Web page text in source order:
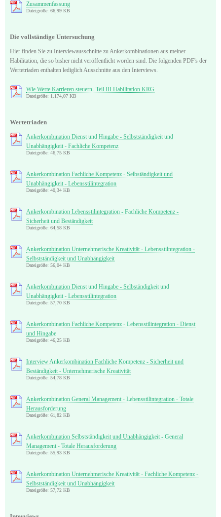
Zusammenfassung
Dateigröße: 66,99 KB
Die vollständige Untersuchung
Hier finden Sie zu Interviewausschnitte zu Ankerkombinationen aus meiner
Habilitation, die so bisher nicht veröffentlicht worden sind. Die folgenden PDF's der
Wertetriaden enthalten lediglich Ausschnitte aus den Interviews.
Wie Werte Karrieren steuern- Teil III Habilitation KRG
Dateigröße: 1.174,07 KB
Wertetriaden
Ankerkombination Dienst und Hingabe - Selbstständigkeit und
Unabhängigkeit - Fachliche Kompetenz
Dateigröße: 46,75 KB
Ankerkombination Fachliche Kompetenz - Selbständigkeit und
Unabhängigkeit - Lebensstilintegration
Dateigröße: 40,34 KB
Ankerkombination Lebensstilintegration - Fachliche Kompetenz -
Sicherheit und Beständigkeit
Dateigröße: 64,58 KB
Ankerkombination Unternehmerische Kreativität - Lebensstilntegration -
Selbstständigkeit und Unabhängigkeit
Dateigröße: 56,04 KB
Ankerkombination Dienst und Hingabe - Selbständigkeit und
Unabhängigkeit - Lebensstilintegration
Dateigröße: 57,70 KB
Ankerkombination Fachliche Kompetenz - Lebensstilintegration - Dienst
und Hingabe
Dateigröße: 46,25 KB
Interview Ankerkombination Fachliche Kompetenz - Sicherheit und
Beständigkeit - Unternehmerische Kreativität
Dateigröße: 54,78 KB
Ankerkombination General Management - Lebensstilintegration - Totale
Herausforderung
Dateigröße: 61,82 KB
Ankerkombination Selbstständigkeit und Unabhängigkeit - General
Management - Totale Herausforderung
Dateigröße: 55,93 KB
Ankerkombination Unternehmerische Kreativität - Fachliche Kompetenz -
Selbstständigkeit und Unabhängigkeit
Dateigröße: 57,72 KB